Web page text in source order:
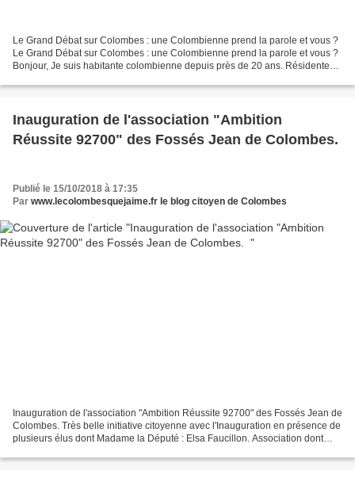
Le Grand Débat sur Colombes : une Colombienne prend la parole et vous ?
Le Grand Débat sur Colombes : une Colombienne prend la parole et vous ?
Bonjour, Je suis habitante colombienne depuis près de 20 ans. Résidente
Inauguration de l'association "Ambition
Réussite 92700" des Fossés Jean de Colombes.
Publié le 15/10/2018 à 17:35
Par www.lecolombesquejaime.fr le blog citoyen de Colombes
Inauguration de l'association "Ambition Réussite 92700" des Fossés Jean de
Colombes. Très belle initiative citoyenne avec l'Inauguration en présence de
plusieurs élus dont Madame la Député : Elsa Faucillon. Association dont